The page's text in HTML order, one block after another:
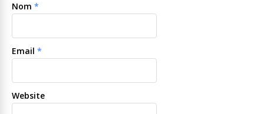
Nom *
Email *
Website